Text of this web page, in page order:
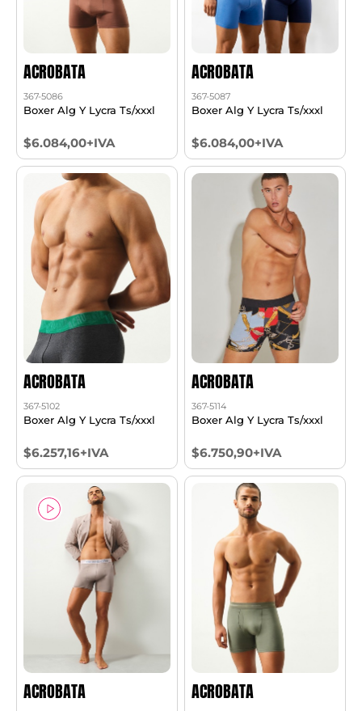
ACROBATA
367-5086
Boxer Alg Y Lycra Ts/xxxl
$6.084,00+IVA
ACROBATA
367-5087
Boxer Alg Y Lycra Ts/xxxl
$6.084,00+IVA
ACROBATA
367-5102
Boxer Alg Y Lycra Ts/xxxl
$6.257,16+IVA
ACROBATA
367-5114
Boxer Alg Y Lycra Ts/xxxl
$6.750,90+IVA
ACROBATA ACROBATA